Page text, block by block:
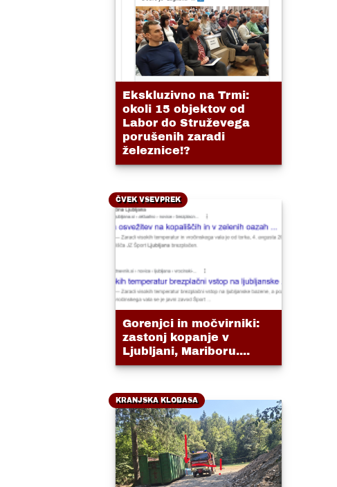
Ekskluzivno na Trmi:
okoli 15 objektov od
Labor do Struževega
porušenih zaradi
železnice!?
ČVEK VSEVPREK
Gorenjci in močvirniki:
zastonj kopanje v
Ljubljani, Mariboru....
KRANJSKA KLOBASA